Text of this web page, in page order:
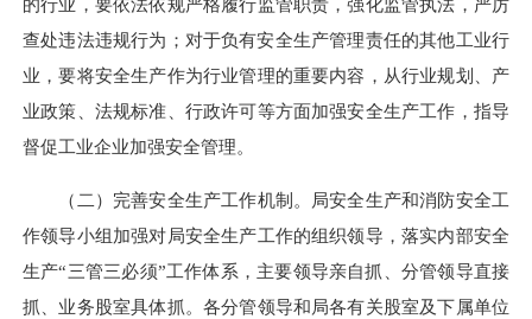
的行业，要依法依规严格履行监管职责，强化监管执法，严厉
查处违法违规行为；对于负有安全生产管理责任的其他工业行
业，要将安全生产作为行业管理的重要内容，从行业规划、产
业政策、法规标准、行政许可等方面加强安全生产工作，指导
督促工业企业加强安全管理。
（二）完善安全生产工作机制。局安全生产和消防安全工
作领导小组加强对局安全生产工作的组织领导，落实内部安全
生产“三管三必须”工作体系，主要领导亲自抓、分管领导直接
抓、业务股室具体抓。各分管领导和局各有关股室及下属单位